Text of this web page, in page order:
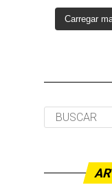
Carregar